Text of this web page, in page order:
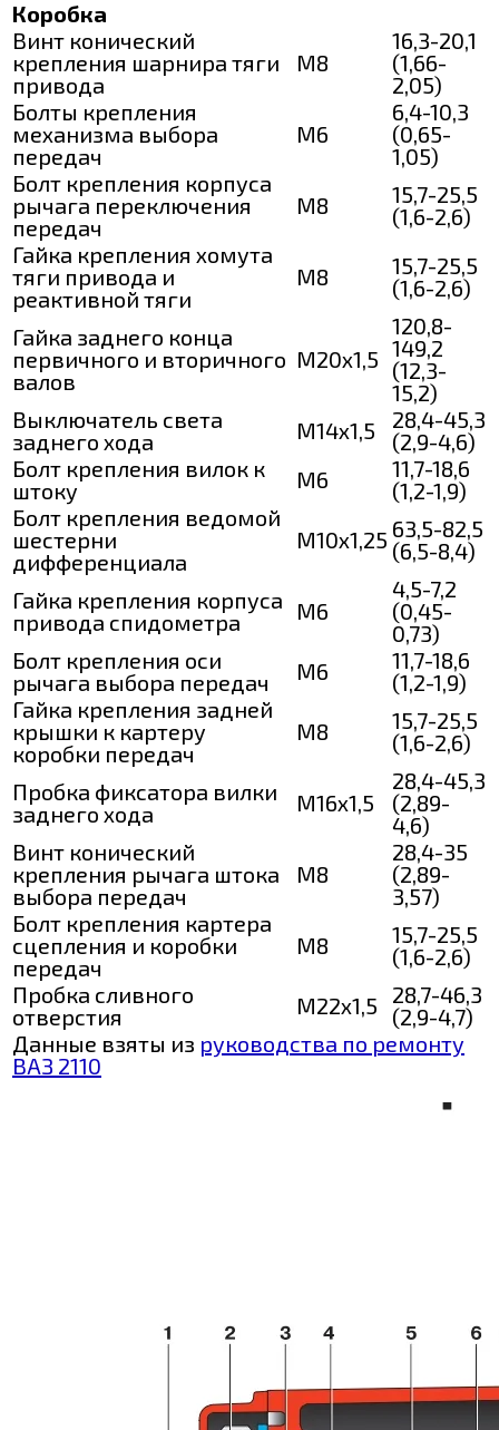
Коробка
Винт конический
крепления шарнира тяги
привода
М8
16,3-20,1
(1,66-
2,05)
Болты крепления
механизма выбора
передач
M6
6,4-10,3
(0,65-
1,05)
Болт крепления корпуса
рычага переключения
передач
М8
15,7-25,5
(1,6-2,6)
Гайка крепления хомута
тяги привода и
реактивной тяги
М8
15,7-25,5
(1,6-2,6)
Гайка заднего конца
первичного и вторичного
валов
М20х1,5
120,8-
149,2
(12,3-
15,2)
Выключатель света
заднего хода
М14х1,5
28,4-45,3
(2,9-4,6)
Болт крепления вилок к
штоку
М6
11,7-18,6
(1,2-1,9)
Болт крепления ведомой
шестерни
дифференциала
М10х1,25 63,5-82,5
(6,5-8,4)
Гайка крепления корпуса
привода спидометра
М6
4,5-7,2
(0,45-
0,73)
Болт крепления оси
рычага выбора передач
M6
11,7-18,6
(1,2-1,9)
Гайка крепления задней
крышки к картеру
коробки передач
М8
15,7-25,5
(1,6-2,6)
Пробка фиксатора вилки
заднего хода
М16х1,5
28,4-45,3
(2,89-
4,6)
Винт конический
крепления рычага штока
выбора передач
М8
28,4-35
(2,89-
3,57)
Болт крепления картера
сцепления и коробки
передач
М8
15,7-25,5
(1,6-2,6)
Пробка сливного
отверстия
М22х1,5
28,7-46,3
(2,9-4,7)
Данные взяты из руководства по ремонту
ВАЗ 2110